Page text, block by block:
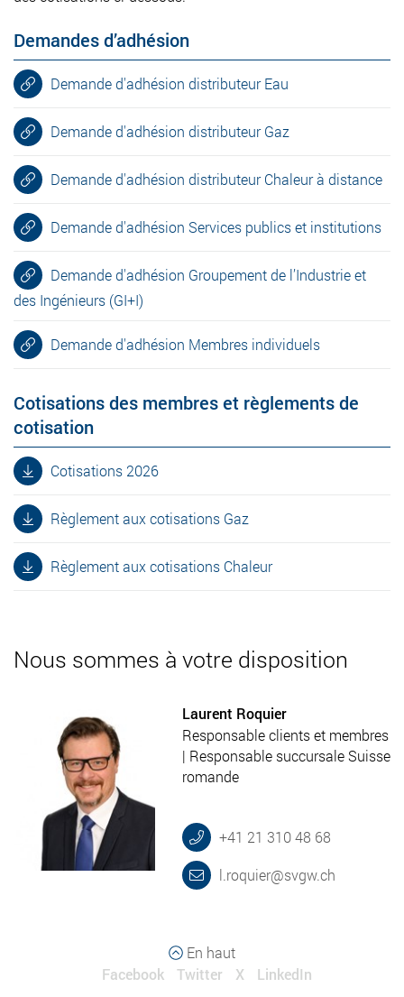
Demandes d’adhésion
Demande d'adhésion distributeur Eau
Demande d'adhésion distributeur Gaz
Demande d'adhésion distributeur Chaleur à distance
Demande d'adhésion Services publics et institutions
Demande d'adhésion Groupement de l’Industrie et
des Ingénieurs (GI+I)
Demande d'adhésion Membres individuels
Cotisations des membres et règlements de
cotisation
Cotisations 2026
Règlement aux cotisations Gaz
Règlement aux cotisations Chaleur
Nous sommes à votre disposition
Laurent Roquier
Responsable clients et membres
| Responsable succursale Suisse
romande
+41 21 310 48 68
l.roquier@svgw.ch
En haut
Facebook
Twitter X LinkedIn